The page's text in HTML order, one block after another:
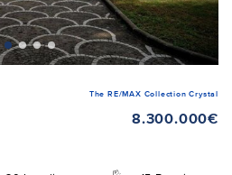
The RE/MAX Collection Crystal
8.300.000€